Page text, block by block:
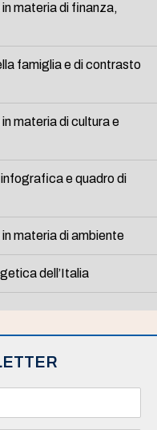
materia di finanza,
famiglia e di contrasto
materia di cultura e
e quadro di
materia di ambiente
dell’Italia